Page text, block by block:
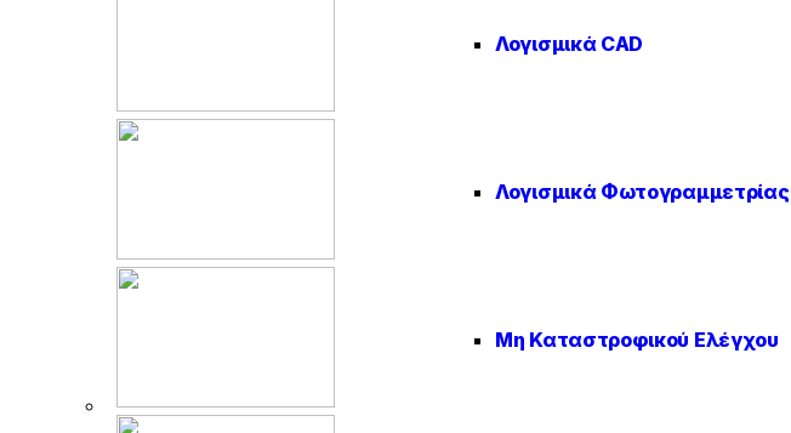
Λογισμικά CAD
Λογισμικά Φωτογραμμετρίας
Μη Καταστροφικού Ελέγχου